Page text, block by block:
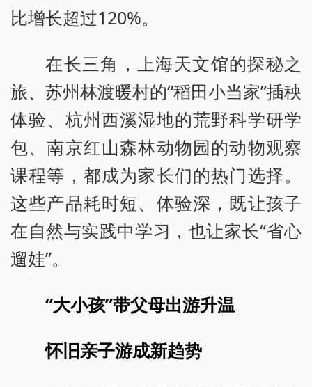
比增长超过120%。
在长三角，上海天文馆的探秘之
旅、苏州林渡暖村的“稻田小当家”插秧
体验、杭州西溪湿地的荒野科学研学
包、南京红山森林动物园的动物观察
课程等，都成为家长们的热门选择。
这些产品耗时短、体验深，既让孩子
在自然与实践中学习，也让家长“省心
遛娃”。
“大小孩”带父母出游升温
怀旧亲子游成新趋势